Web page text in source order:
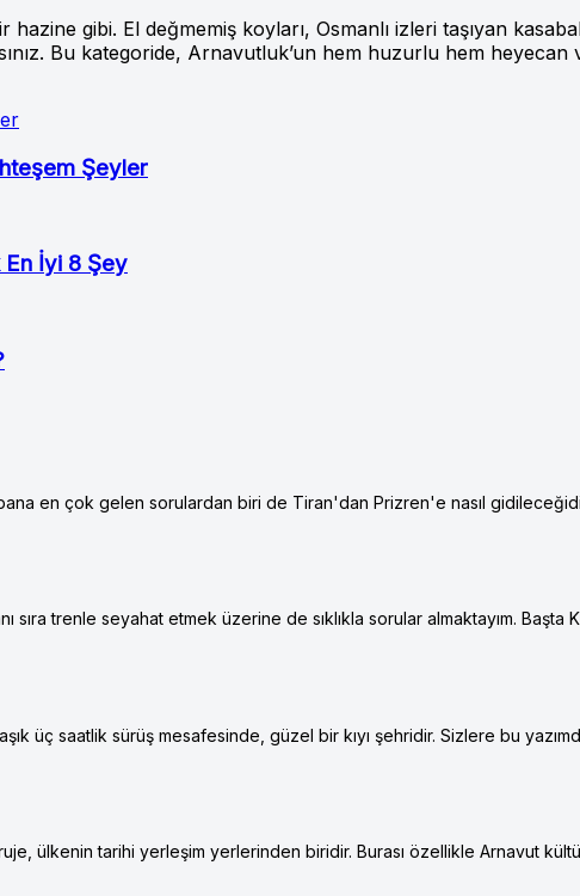
gibi. El değmemiş koyları, Osmanlı izleri taşıyan
Bu kategoride, Arnavutluk’un hem huzurlu hem heyecan
Şeyler
En İyi 8 Şey
en çok gelen sorulardan biri de Tiran'dan Prizren'e nasıl
sıra trenle seyahat etmek üzerine de sıklıkla sorular almaktayım.
üç saatlik sürüş mesafesinde, güzel bir kıyı şehridir. Sizlere bu
ülkenin tarihi yerleşim yerlerinden biridir. Burası özellikle Arnavut